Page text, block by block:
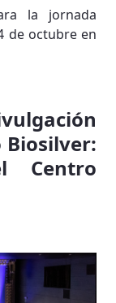
la jornada
de octubre en
Biosilver:
Centro